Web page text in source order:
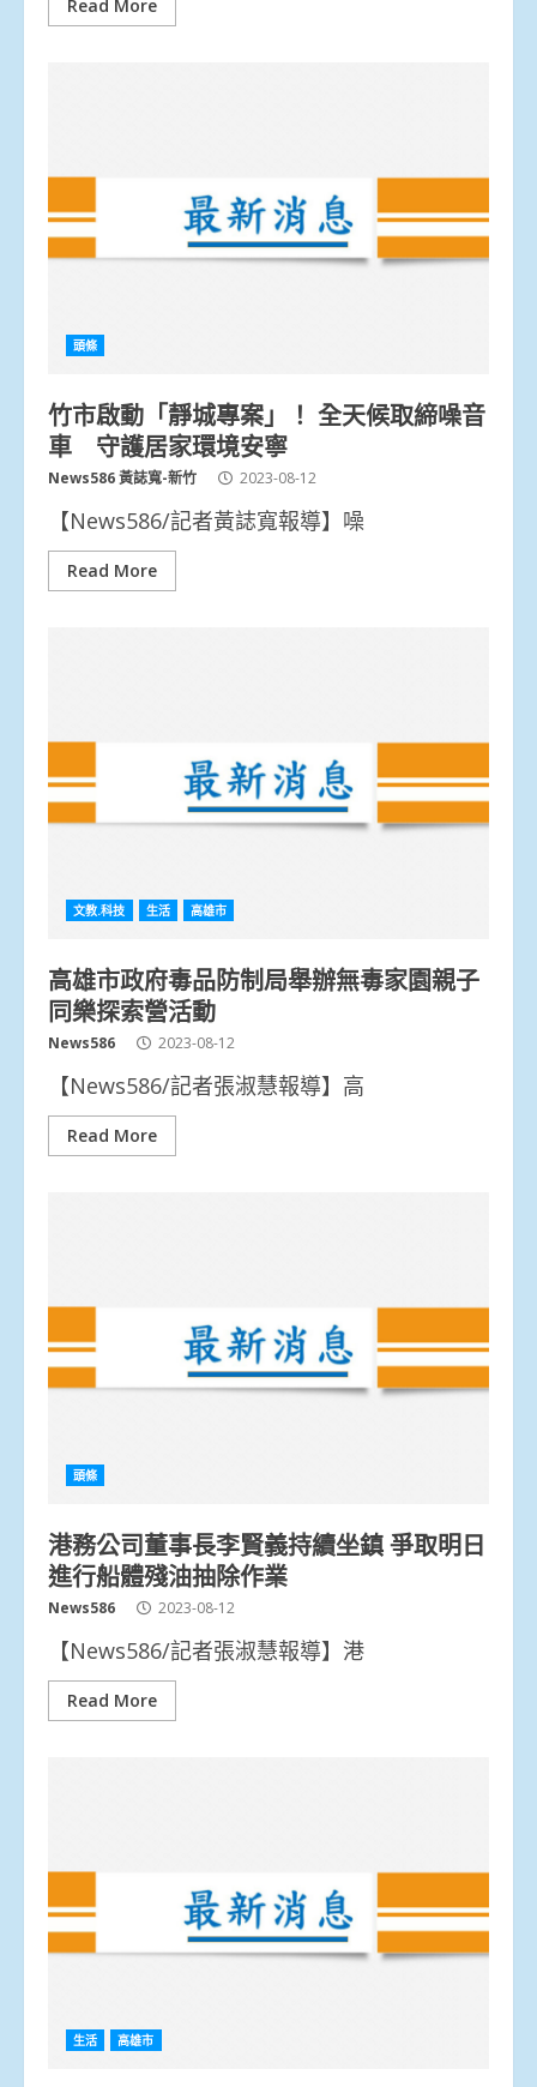
Read More
頭條
竹市啟動「靜城專案」！ 全天候取締噪音
車 守護居家環境安寧
News586 黃誌寬-新竹 2023-08-12
【News586/記者黃誌寬報導】噪
Read More
文教.科技 生活 高雄市
高雄市政府毒品防制局舉辦無毒家園親子
同樂探索營活動
News586 2023-08-12
【News586/記者張淑慧報導】高
Read More
頭條
港務公司董事長李賢義持續坐鎮 爭取明日
進行船體殘油抽除作業
News586 2023-08-12
【News586/記者張淑慧報導】港
Read More
生活 高雄市